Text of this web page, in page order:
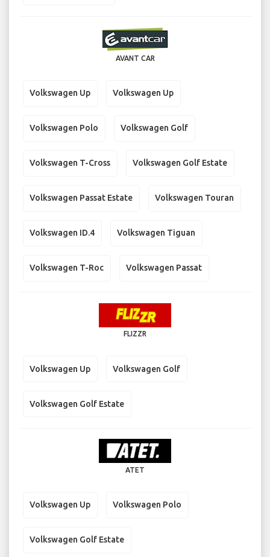
AVANT CAR
Volkswagen Up Volkswagen Up
Volkswagen Polo Volkswagen Golf
Volkswagen T-Cross Volkswagen Golf Estate
Volkswagen Passat Estate Volkswagen Touran
Volkswagen ID.4 Volkswagen Tiguan
Volkswagen T-Roc Volkswagen Passat
FLIZZR
Volkswagen Up Volkswagen Golf
Volkswagen Golf Estate
ATET
Volkswagen Up Volkswagen Polo
Volkswagen Golf Estate